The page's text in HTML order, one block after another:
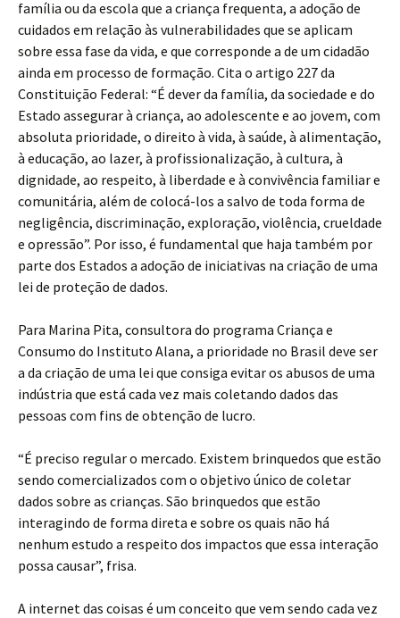
família ou da escola que a criança frequenta, a adoção de
cuidados em relação às vulnerabilidades que se aplicam
sobre essa fase da vida, e que corresponde a de um cidadão
ainda em processo de formação. Cita o artigo 227 da
Constituição Federal: “É dever da família, da sociedade e do
Estado assegurar à criança, ao adolescente e ao jovem, com
absoluta prioridade, o direito à vida, à saúde, à alimentação,
à educação, ao lazer, à profissionalização, à cultura, à
dignidade, ao respeito, à liberdade e à convivência familiar e
comunitária, além de colocá-los a salvo de toda forma de
negligência, discriminação, exploração, violência, crueldade
e opressão”. Por isso, é fundamental que haja também por
parte dos Estados a adoção de iniciativas na criação de uma
lei de proteção de dados.
Para Marina Pita, consultora do programa Criança e
Consumo do Instituto Alana, a prioridade no Brasil deve ser
a da criação de uma lei que consiga evitar os abusos de uma
indústria que está cada vez mais coletando dados das
pessoas com fins de obtenção de lucro.
“É preciso regular o mercado. Existem brinquedos que estão
sendo comercializados com o objetivo único de coletar
dados sobre as crianças. São brinquedos que estão
interagindo de forma direta e sobre os quais não há
nenhum estudo a respeito dos impactos que essa interação
possa causar”, frisa.
A internet das coisas é um conceito que vem sendo cada vez